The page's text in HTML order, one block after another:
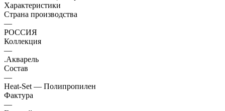
Характеристики
Страна производства
—
РОССИЯ
Коллекция
—
.Акварель
Состав
—
Heat-Set — Полипропилен
Фактура
—